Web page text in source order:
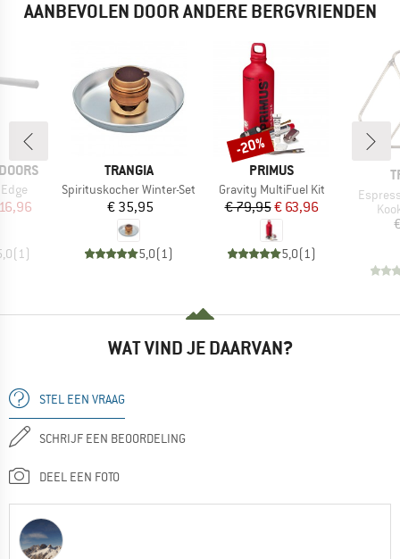
AANBEVOLEN DOOR ANDERE BERGVRIENDEN
prijs
(1)
MERK
TRANGIA
Artikel
Spirituskocher Winter-Set
Prijs
€ 35,95
5,0(1)
MERK
PRIMUS
Artikel
Gravity MultiFuel Kit
Prijs
€ 79,95Verlaagde prijs
€ 63,96
5,0(1)
Korting
-20%
Artikel
WAT VIND JE DAARVAN?
STEL EEN VRAAG
SCHRIJF EEN BEOORDELING
DEEL EEN FOTO